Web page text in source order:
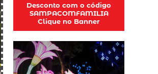
Desconto com o código
SAMPACOMFAMILIA
Clique no Banner